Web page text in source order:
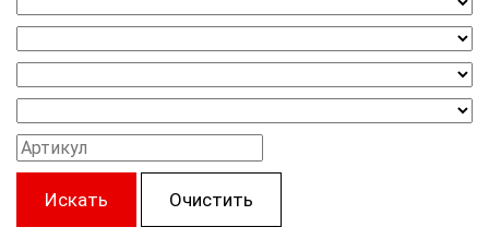
Искать Очистить